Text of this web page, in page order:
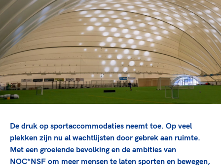
Sportonderzoek
Sportakkoord II
Game Changer
TeamNL kids
Olympische geschiedenis
Nieuwspagina
Columns
Veilige en integere sport
Diversiteit en inclusie
Gezonde sportomgeving
Duurzaamheid
Bekwaam sportkader
Vitale clubs en bestuurlijk kader
Clubacties
Handboek Wet- en Regelgeving
Opleidingen en trainingen
TeamNL Academie Kalender
Kennisaanbod TeamNL Experts
TeamNL Sport Science Centre
Olympische Spelen LA28
Paralympische Spelen LA28
Topsportbeleid
De druk op sportaccommodaties neemt toe. Op veel
plekken zijn nu al wachtlijsten door gebrek aan ruimte.
Met een groeiende bevolking en de ambities van
NOC*NSF om meer mensen te laten sporten en bewegen,